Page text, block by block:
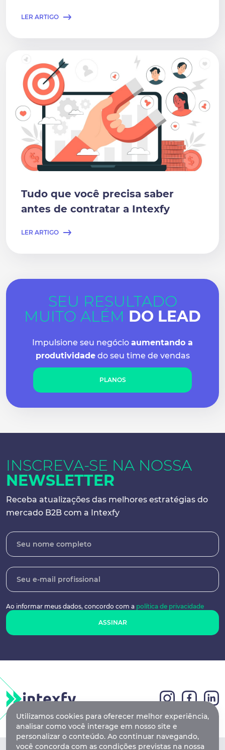
LER ARTIGO
Tudo que você precisa saber
antes de contratar a Intexfy
LER ARTIGO
SEU RESULTADO
MUITO ALÉM DO LEAD
Impulsione seu negócio aumentando a
produtividadedo seu time de vendas
PLANOS
INSCREVA-SE NA NOSSA
NEWSLETTER
Receba atualizações das melhores estratégias do
mercado B2B com a Intexfy
Ao informar meus dados, concordo com a política de privacidade
ASSINAR
Feita com na Ilha do Silício / SC Square - Campeche A -
Utilizamos cookies para oferecer melhor experiência,
analisar como você interage em nosso site e
personalizar o conteúdo. Ao continuar navegando,
você concorda com as condições previstas na nossa